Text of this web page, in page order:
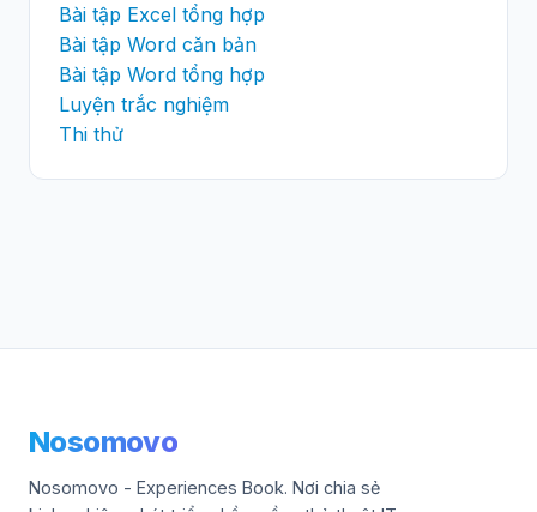
Bài tập Excel tổng hợp
Bài tập Word căn bản
Bài tập Word tổng hợp
Luyện trắc nghiệm
Thi thử
Nosomovo
Nosomovo - Experiences Book. Nơi chia sẻ